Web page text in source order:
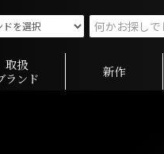
取扱
ランド
新作